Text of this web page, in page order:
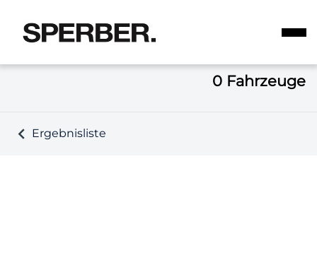
0 Fahrzeuge
Ergebnisliste